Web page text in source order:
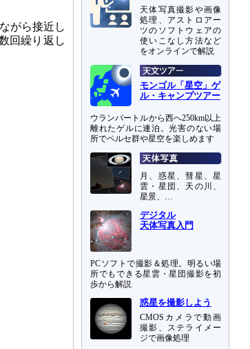
がら接近し
回繰り返し
天体写真撮影や画像
処理、アストロアー
ツのソフトウェアの
使いこなし方法など
をオンラインで解説
モンゴル「星空」ゲ
ル・キャンプツアー
ウランバートルから西へ250km以上
離れたゲルに連泊。光害のない場
所でペルセ群や星空を楽しめます
月、惑星、彗星、星
雲・星団、天の川、
星景、…
デジタル
天体写真入門
PCソフトで撮影＆処理。明るい場
所でもできる星雲・星団撮影を初
歩から解説
惑星を撮影しよう
CMOSカメラで動画
撮影、ステライメー
ジで画像処理